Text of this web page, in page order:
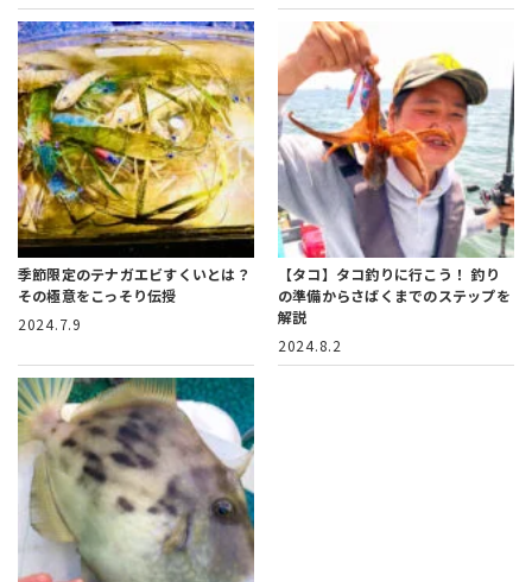
季節限定のテナガエビすくいとは？
その極意をこっそり伝授
2024.7.9
【タコ】タコ釣りに行こう！釣り
の準備からさばくまでのステップを
解説
2024.8.2